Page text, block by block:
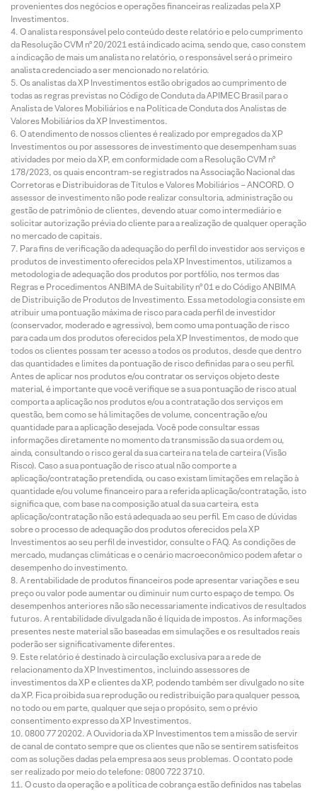
provenientes dos negócios e operações financeiras realizadas pela XP
Investimentos.
O analista responsável pelo conteúdo deste relatório e pelo cumprimento
da Resolução CVM nº 20/2021 está indicado acima, sendo que, caso constem
a indicação de mais um analista no relatório, o responsável será o primeiro
analista credenciado a ser mencionado no relatório.
Os analistas da XP Investimentos estão obrigados ao cumprimento de
todas as regras previstas no Código de Conduta da APIMEC Brasil para o
Analista de Valores Mobiliários e na Política de Conduta dos Analistas de
Valores Mobiliários da XP Investimentos.
O atendimento de nossos clientes é realizado por empregados da XP
Investimentos ou por assessores de investimento que desempenham suas
atividades por meio da XP, em conformidade com a Resolução CVM nº
178/2023, os quais encontram-se registrados na Associação Nacional das
Corretoras e Distribuidoras de Títulos e Valores Mobiliários – ANCORD. O
assessor de investimento não pode realizar consultoria, administração ou
gestão de patrimônio de clientes, devendo atuar como intermediário e
solicitar autorização prévia do cliente para a realização de qualquer operação
no mercado de capitais.
Para fins de verificação da adequação do perfil do investidor aos serviços e
produtos de investimento oferecidos pela XP Investimentos, utilizamos a
metodologia de adequação dos produtos por portfólio, nos termos das
Regras e Procedimentos ANBIMA de Suitability nº 01 e do Código ANBIMA
de Distribuição de Produtos de Investimento. Essa metodologia consiste em
atribuir uma pontuação máxima de risco para cada perfil de investidor
(conservador, moderado e agressivo), bem como uma pontuação de risco
para cada um dos produtos oferecidos pela XP Investimentos, de modo que
todos os clientes possam ter acesso a todos os produtos, desde que dentro
das quantidades e limites da pontuação de risco definidas para o seu perfil.
Antes de aplicar nos produtos e/ou contratar os serviços objeto deste
material, é importante que você verifique se a sua pontuação de risco atual
comporta a aplicação nos produtos e/ou a contratação dos serviços em
questão, bem como se há limitações de volume, concentração e/ou
quantidade para a aplicação desejada. Você pode consultar essas
informações diretamente no momento da transmissão da sua ordem ou,
ainda, consultando o risco geral da sua carteira na tela de carteira (Visão
Risco). Caso a sua pontuação de risco atual não comporte a
aplicação/contratação pretendida, ou caso existam limitações em relação à
quantidade e/ou volume financeiro para a referida aplicação/contratação, isto
significa que, com base na composição atual da sua carteira, esta
aplicação/contratação não está adequada ao seu perfil. Em caso de dúvidas
sobre o processo de adequação dos produtos oferecidos pela XP
Investimentos ao seu perfil de investidor, consulte o FAQ. As condições de
mercado, mudanças climáticas e o cenário macroeconômico podem afetar o
desempenho do investimento.
A rentabilidade de produtos financeiros pode apresentar variações e seu
preço ou valor pode aumentar ou diminuir num curto espaço de tempo. Os
desempenhos anteriores não são necessariamente indicativos de resultados
futuros. A rentabilidade divulgada não é líquida de impostos. As informações
presentes neste material são baseadas em simulações e os resultados reais
poderão ser significativamente diferentes.
Este relatório é destinado à circulação exclusiva para a rede de
relacionamento da XP Investimentos, incluindo assessores de
investimentos da XP e clientes da XP, podendo também ser divulgado no site
da XP. Fica proibida sua reprodução ou redistribuição para qualquer pessoa,
no todo ou em parte, qualquer que seja o propósito, sem o prévio
consentimento expresso da XP Investimentos.
0800 77 20202. A Ouvidoria da XP Investimentos tem a missão de servir
de canal de contato sempre que os clientes que não se sentirem satisfeitos
com as soluções dadas pela empresa aos seus problemas. O contato pode
ser realizado por meio do telefone: 0800 722 3710.
O custo da operação e a política de cobrança estão definidos nas tabelas